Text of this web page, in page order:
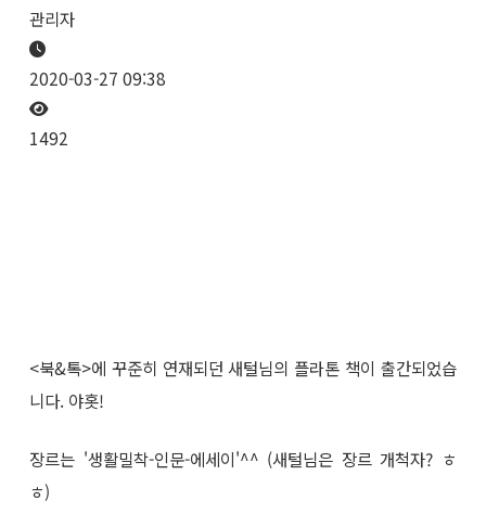
관리자
2020-03-27 09:38
1492
<북&톡>에 꾸준히 연재되던 새털님의 플라톤 책이 출간되었습
니다. 야홋!
장르는 '생활밀착-인문-에세이'^^ (새털님은 장르 개척자? ㅎ
ㅎ)